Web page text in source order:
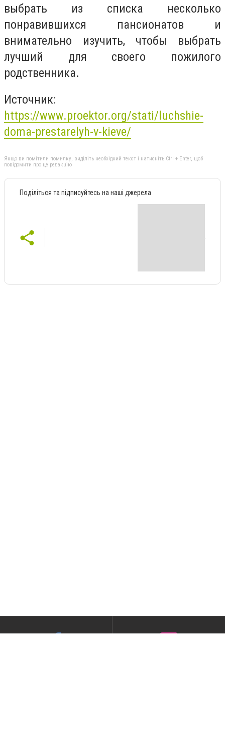
выбрать из списка несколько
понравившихся пансионатов и
внимательно изучить, чтобы выбрать
лучший для своего пожилого
родственника.
Источник:
https://www.proektor.org/stati/luchshie-
doma-prestarelyh-v-kieve/
Якщо ви помітили помилку, виділіть необхідний текст і натисніть Ctrl + Enter, щоб
повідомити про це редакцію
Поділіться та підписуйтесь на наші джерела